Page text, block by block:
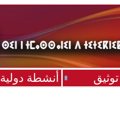
أنشطة دولية توثيق